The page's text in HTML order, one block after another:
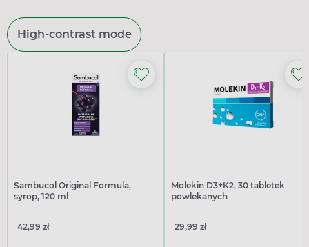
High-contrast mode
Sambucol Original Formula,
syrop, 120 ml
42,99 zł
Molekin D3+K2, 30 tabletek
powlekanych
29,99 zł